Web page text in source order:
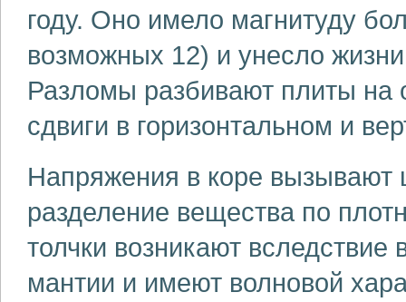
году. Оно имело магнитуду
возможных 12) и унесло
Разломы разбивают плиты на
сдвиги в горизонтальном и
Напряжения в коре вызывают
разделение вещества по
толчки возникают
мантии и имеют волновой